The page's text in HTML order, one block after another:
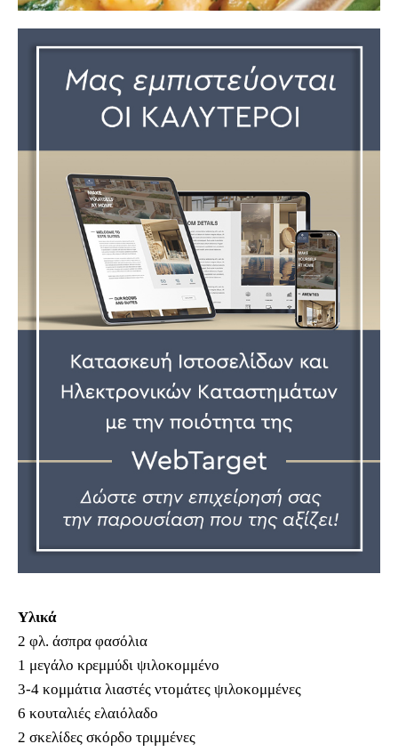
Υλικά
2 φλ. άσπρα φασόλια
1 μεγάλο κρεμμύδι ψιλοκομμένο
3-4 κομμάτια λιαστές ντομάτες ψιλοκομμένες
6 κουταλιές ελαιόλαδο
2 σκελίδες σκόρδο τριμμένες